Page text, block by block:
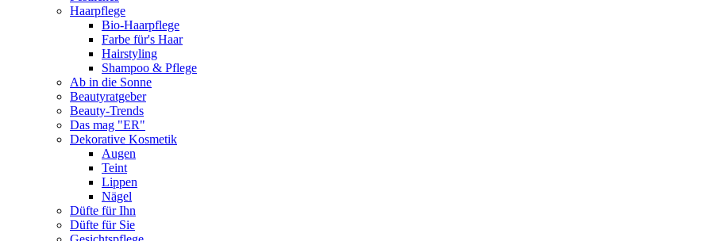
Haarpflege
Bio-Haarpflege
Farbe für's Haar
Hairstyling
Shampoo & Pflege
Ab in die Sonne
Beautyratgeber
Beauty-Trends
Das mag "ER"
Dekorative Kosmetik
Augen
Teint
Lippen
Nägel
Düfte für Ihn
Düfte für Sie